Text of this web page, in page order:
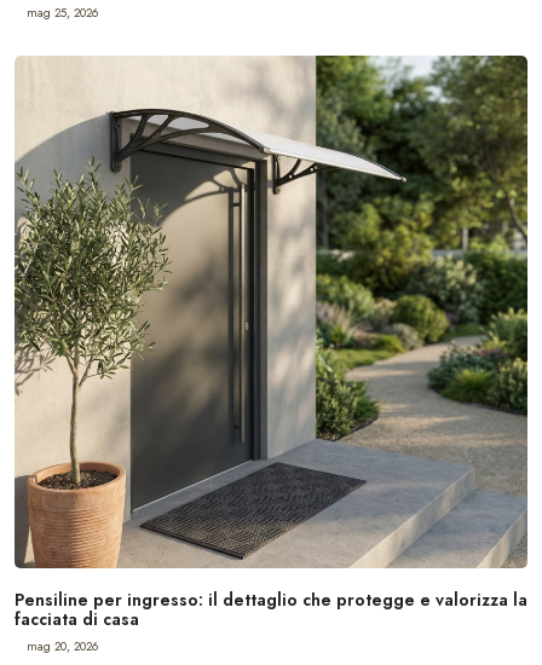
mag 25, 2026
Pensiline per ingresso: il dettaglio che protegge e valorizza la
facciata di casa
mag 20, 2026